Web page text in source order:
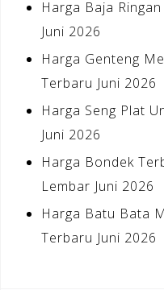
Harga Baja
Juni 2026
Harga Genteng
Terbaru Juni 2026
Harga Seng Plat
Juni 2026
Harga Bondek
Lembar Juni 2026
Harga Batu Bata
Terbaru Juni 2026